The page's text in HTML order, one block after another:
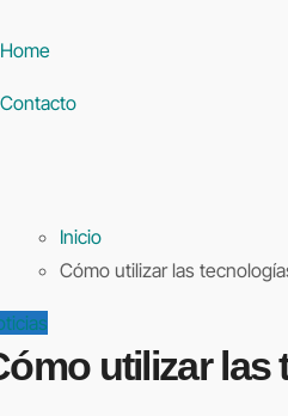
Home
Contacto
Inicio
Cómo utilizar las
utilizar las